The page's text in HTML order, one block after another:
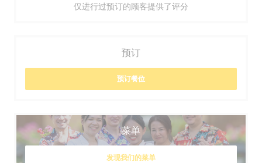
仅进行过预订的顾客提供了评分
预订
预订餐位
菜单
发现我们的菜单